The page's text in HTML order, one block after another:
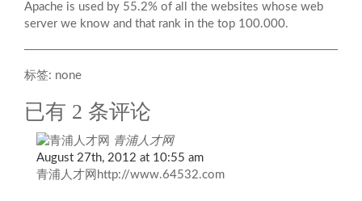
Apache is used by 55.2% of all the websites whose web
server we know and that rank in the top 100.000.
标签: none
已有 2 条评论
青浦人才网
August 27th, 2012 at 10:55 am
青浦人才网http://www.64532.com